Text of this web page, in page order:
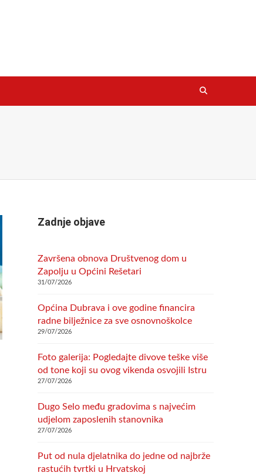
Zadnje objave
Završena obnova Društvenog dom u
Zapolju u Općini Rešetari
31/07/2026
Općina Dubrava i ove godine financira
radne bilježnice za sve osnovnoškolce
29/07/2026
Foto galerija: Pogledajte divove teške više
od tone koji su ovog vikenda osvojili Istru
27/07/2026
Dugo Selo među gradovima s najvećim
udjelom zaposlenih stanovnika
27/07/2026
Put od nula djelatnika do jedne od najbrže
rastućih tvrtki u Hrvatskoj